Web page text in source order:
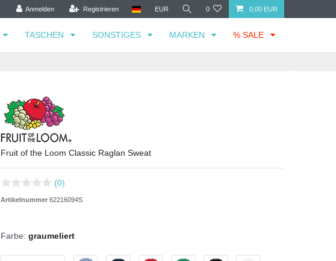
Anmelden Registrieren EUR 0 0,00 EUR
TASCHEN SONSTIGES MARKEN % SALE
Fruit of the Loom Classic Raglan Sweat
(0)
Artikelnummer 62216094S
Farbe: graumeliert